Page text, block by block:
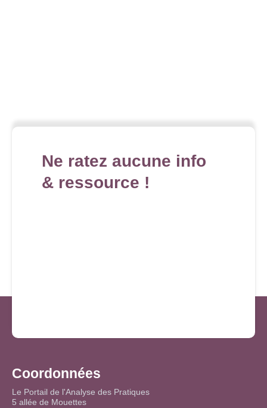
Ne ratez aucune info
& ressource !
Coordonnées
Le Portail de l'Analyse des Pratiques
5 allée de Mouettes